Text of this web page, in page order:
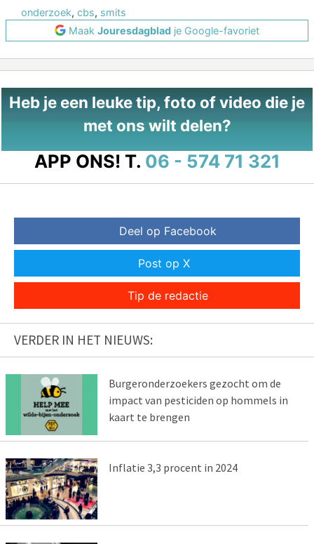
onderzoek, cbs, smits
Maak Jouresdagblad je Google-favoriet
Heb je een leuke tip, foto of video die je
met ons wilt delen?
APP ONS! T. 06 - 574 71 321
Deel op Facebook
Post op X
Tip de redactie
VERDER IN HET NIEUWS:
Burgeronderzoekers gezocht om de
impact van pesticiden op hommels in
kaart te brengen
Inflatie 3,3 procent in 2024